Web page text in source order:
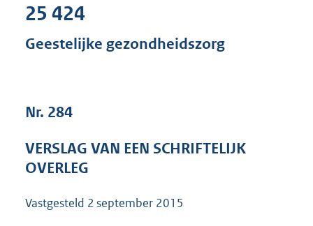
d
s
e
25 424
Geestelijke gezondheidszorg
Nr. 284
VERSLAG VAN EEN SCHRIFTELIJK
OVERLEG
Vastgesteld 2 september 2015